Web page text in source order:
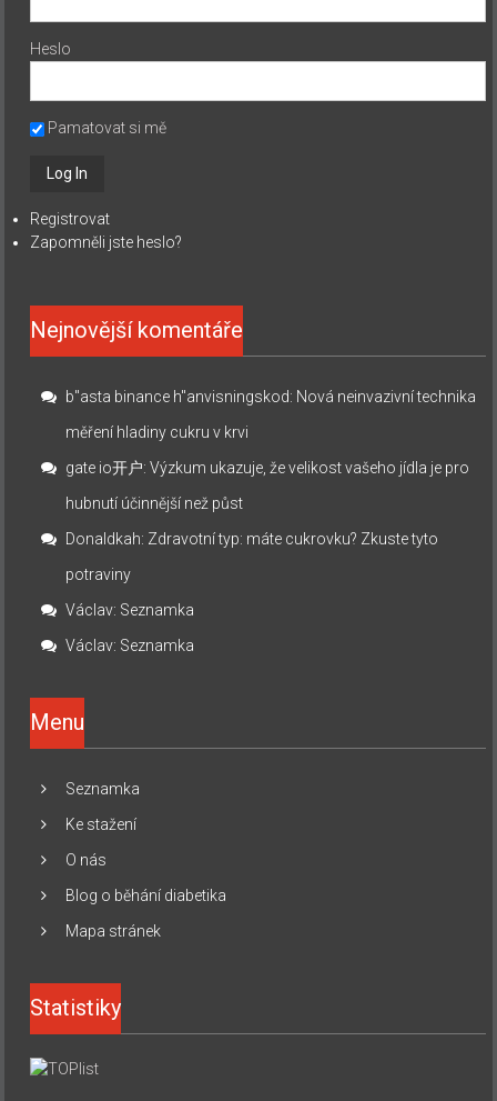
Heslo
Pamatovat si mě
Registrovat
Zapomněli jste heslo?
Nejnovější komentáře
b"asta binance h"anvisningskod: Nová neinvazivní technika
měření hladiny cukru v krvi
gate io开户:Výzkum ukazuje, že velikost vašeho jídla je pro
hubnutí účinnější než půst
Donaldkah: Zdravotní typ: máte cukrovku? Zkuste tyto
potraviny
Václav: Seznamka
Václav: Seznamka
Menu
Seznamka
Ke stažení
O nás
Blog o běhání diabetika
Mapa stránek
Statistiky